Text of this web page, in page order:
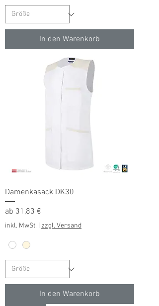
In den Warenkorb
Damenkasack DK30
ab 31,83 €
Sale-Preis
inkl. MwSt. zzgl. Versand
In den Warenkorb